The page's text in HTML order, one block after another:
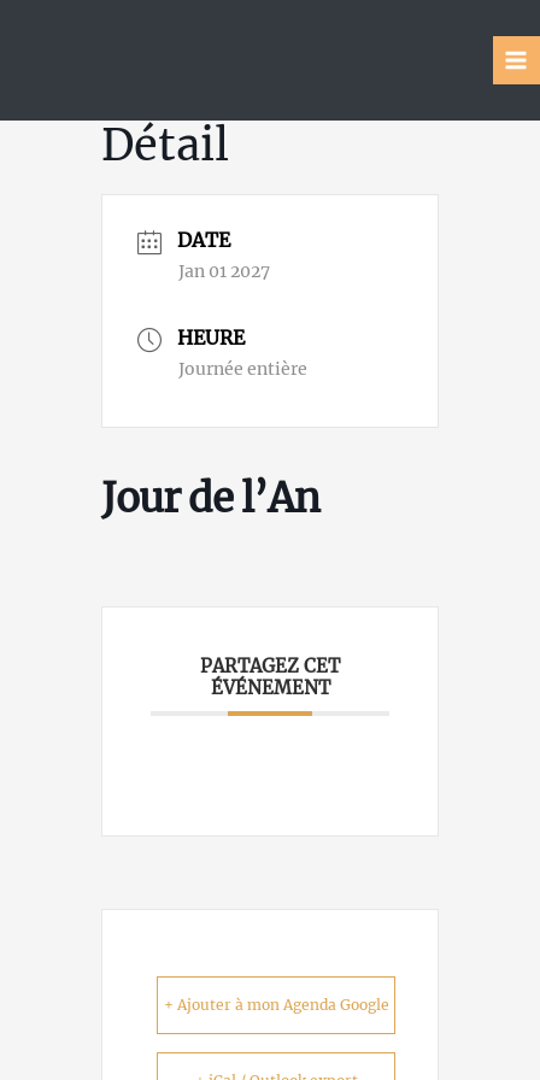
Détail
DATE
Jan 01 2027
HEURE
Journée entière
Jour de l’An
PARTAGEZ CET
ÉVÉNEMENT
+ Ajouter à mon Agenda Google